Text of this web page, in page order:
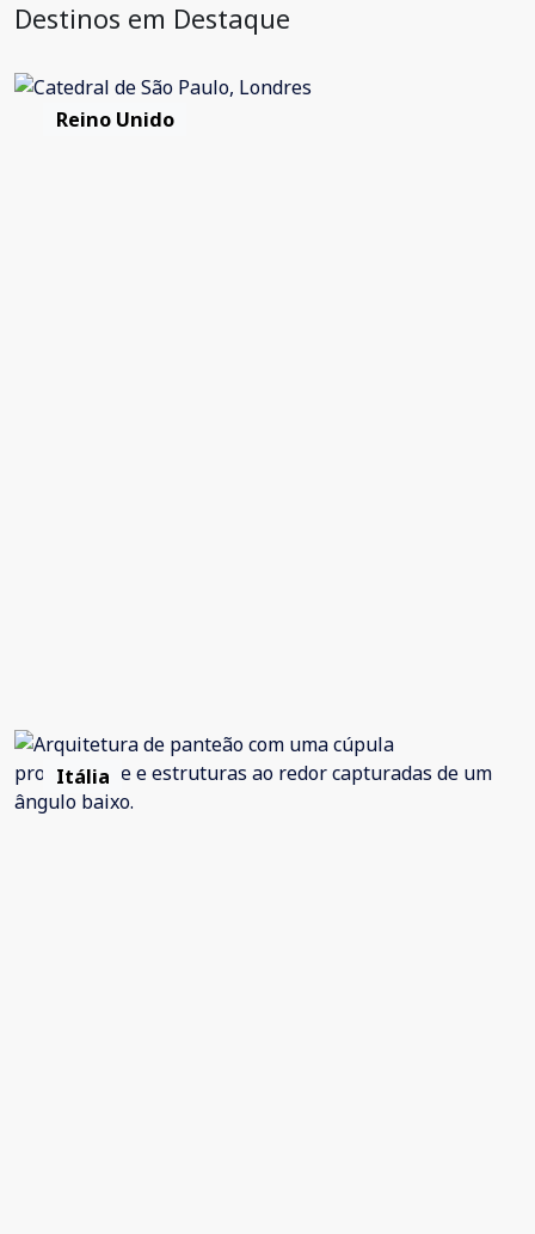
Destinos em Destaque
Reino Unido
Itália